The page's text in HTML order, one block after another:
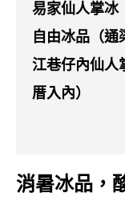
易家仙人掌冰
自由冰品（通
江巷仔內仙人
厝入內）
消暑冰品，